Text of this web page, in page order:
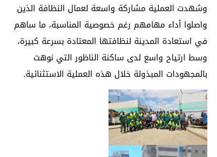
وشهدت العملية مشاركة واسعة لعمال النظافة الذين
واصلوا أداء مهامهم رغم خصوصية المناسبة، ما ساهم
في استعادة المدينة لنظافتها المعتادة بسرعة كبيرة،
وسط ارتياح واسع لدى ساكنة الناظور التي نوهت
بالمجهودات المبذولة خلال هذه العملية الاستثنائية.